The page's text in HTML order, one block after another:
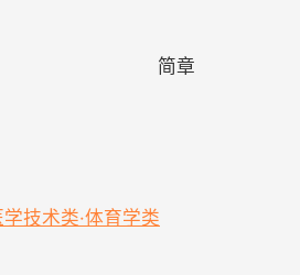
简章
技术类·体育学类